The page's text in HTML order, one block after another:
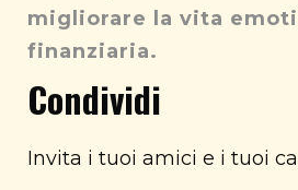
migliorare la vita
finanziaria.
Condividi
Invita i tuoi amici e i tuoi